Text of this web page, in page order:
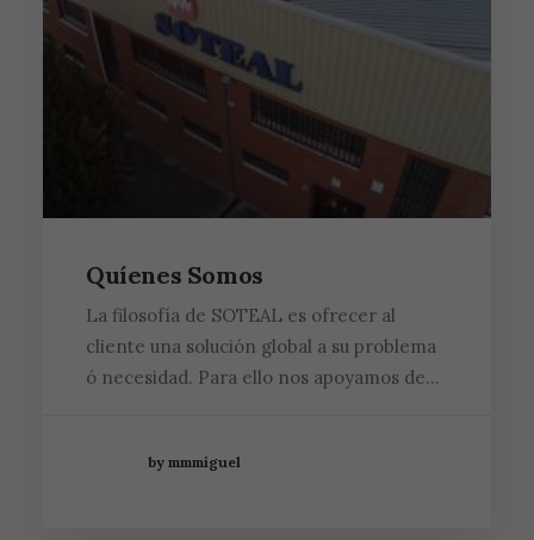
Quíenes Somos
La filosofía de SOTEAL es ofrecer al
cliente una solución global a su problema
ó necesidad. Para ello nos apoyamos de…
by mmmiguel